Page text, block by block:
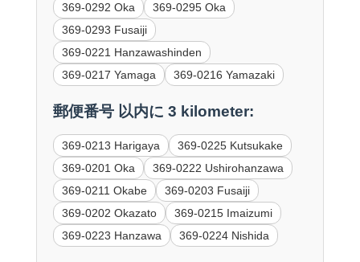
369-0292 Oka
369-0295 Oka
369-0293 Fusaiji
369-0221 Hanzawashinden
369-0217 Yamaga
369-0216 Yamazaki
郵便番号 以内に 3 kilometer:
369-0213 Harigaya
369-0225 Kutsukake
369-0201 Oka
369-0222 Ushirohanzawa
369-0211 Okabe
369-0203 Fusaiji
369-0202 Okazato
369-0215 Imaizumi
369-0223 Hanzawa
369-0224 Nishida